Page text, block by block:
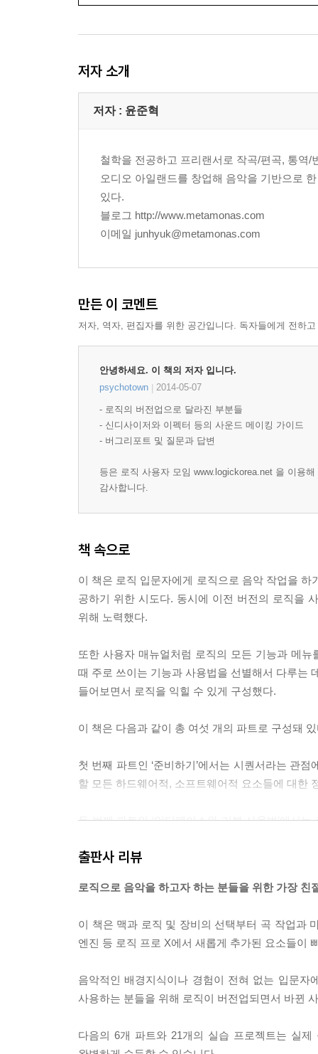
03오디오 파일 에디터(Audio File Editor)
[PART V] 믹싱(Mixing) 및 마스터링(Mastering)
01활성화와 모드 및 종류 ? 단축키 : A
Chapter 17: 믹싱
01믹서(Mixer) 인터페이스 ? 단축키 command + 2
02볼륨(Volume)과 팬(Pan)
03레벨(Level)과 클립(Clip)
05버스(Bus)와 보조 채널(Auxiliary Channel)
Chapter 18: 마스터링
01기본 마스터링(Mastering) 프리셋
[PART VI] 아이패드를 이용한 로직 제어
Chapter 20: 로직 리모트 사용 준비
01바운스(Bounce)의 활용
01로직 리모트 설치
Chapter 22: 뷰 전환
01스마트 컨트롤과 입력 툴
03믹서
04키 커맨드
저자 소개
저자 : 윤준혁
철학을 전공하고 프리랜서로 작곡/편곡, 통역
오디오 아일랜드를 창업해 음악을 기반으로
있다.
블로그 http://www.metamonas.com
이메일 junhyuk@metamonas.com
만든 이 코멘트
저자, 역자, 편집자를 위한 공간입니다. 독자들에게 전하
안녕하세요. 이 책의 저자 입니다.
psychotown
2014-05-07
- 로직의 버전업으로 달라진 부분들
- 신디사이저와 이펙터 등의 사운드 메이킹 가이드
- 버그리포트 및 질문과 답변
등은 로직 사용자 모임 www.logickorea.net 을 이용해
감사합니다.
책 속으로
이 책은 로직 입문자에게 로직으로 음악 작업을 하
공하기 위한 시도다. 동시에 이전 버전의 로직을
위해 노력했다.
또한 사용자 매뉴얼처럼 로직의 모든 기능과 메
때 주로 쓰이는 기능과 사용법을 선별해서 다루는
들어보면서 로직을 익힐 수 있게 구성했다.
이 책은 다음과 같이 총 여섯 개의 파트로 구성돼
첫 번째 파트인 ‘준비하기’에서는 시퀀서라는 관
할 모든 하드웨어적, 소프트웨어적 요소들에 대한
두 번째 파트인 ‘인터페이스와 기본 사용법’에서
‘로직 과정 미리보기’를 통해 전체 그림을 그릴 수
세 번째 파트인 ‘가상 악기 레코딩과 편집’부터는
간단한 연습곡의 전반부를 함께 만들어 볼 것이다.
적인 오디오 레코딩 및 편집 방법은 가상 악기의
라는 오디오 레코딩을 이용한 아주 짧은 연습곡을
다섯 번째 파트인 ‘믹싱 및 마스터링’에서는 드디
출판사 리뷰
로직으로 음악을 하고자 하는 분들을 위한 가장 친
이 책은 맥과 로직 및 장비의 선택부터 곡 작업과
엔진 등 로직 프로 X에서 새롭게 추가된 요소들이
음악적인 배경지식이나 경험이 전혀 없는 입문
사용하는 분들을 위해 로직이 버전업되면서 바뀐
다음의 6개 파트와 21개의 실습 프로젝트는 실